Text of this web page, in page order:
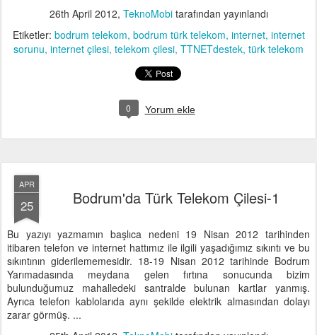
26th April 2012, TeknoMobitarafından yayınlandı
Etiketler: bodrum telekom bodrum türk telekom internet internet
sorunu internet çilesi telekom çilesi TTNETdestek türk telekom
0 Yorum ekle
APR
25 Bodrum'da Türk Telekom Çilesi-1
Bu yazıyı yazmamın başlıca nedeni 19 Nisan 2012 tarihinden
itibaren telefon ve internet hattımız ile ilgili yaşadığımız sıkıntı ve bu
sıkıntının giderilememesidir. 18-19 Nisan 2012 tarihinde Bodrum
Yarımadasında meydana gelen fırtına sonucunda bizim
bulunduğumuz mahalledeki santralde bulunan kartlar yanmış.
Ayrıca telefon kablolarıda aynı şekilde elektrik almasından dolayı
zarar görmüş. ...